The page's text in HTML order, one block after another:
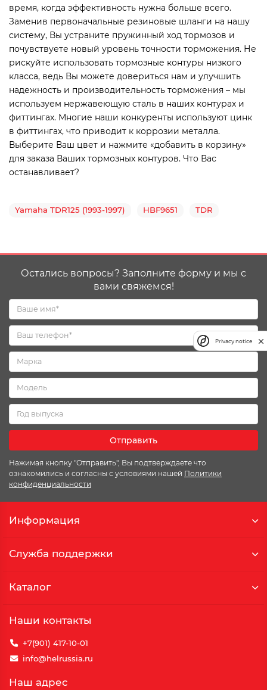
время, когда эффективность нужна больше всего.
Заменив первоначальные резиновые шланги на нашу
систему, Вы устраните пружинный ход тормозов и
почувствуете новый уровень точности торможения. Не
рискуйте использовать тормозные контуры низкого
класса, ведь Вы можете довериться нам и улучшить
надежность и производительность торможения – мы
используем нержавеющую сталь в наших контурах и
фиттингах. Многие наши конкуренты используют цинк
в фиттингах, что приводит к коррозии металла.
Выберите Ваш цвет и нажмите «добавить в корзину»
для заказа Ваших тормозных контуров. Что Вас
останавливает?
Yamaha TDR125 (1993-1997) HBF9651 TDR
Остались вопросы? Заполните форму и мы с
вами свяжемся!
Отправить
Нажимая кнопку "Отправить", Вы подтверждаете что
ознакомились и согласны с условиями нашей Политики
конфиденциальности
Информация
Служба поддержки
Каталог
Наши контакты
+7(901) 417-10-01
info@helrussia.ru
Наш адрес
Privacy notice